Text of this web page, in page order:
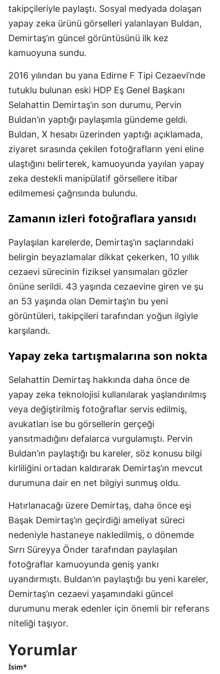
takipçileriyle paylaştı. Sosyal medyada dolaşan
yapay zeka ürünü görselleri yalanlayan Buldan,
Demirtaş’ın güncel görüntüsünü ilk kez
kamuoyuna sundu.
2016 yılından bu yana Edirne F Tipi Cezaevi’nde
tutuklu bulunan eski HDP Eş Genel Başkanı
Selahattin Demirtaş’ın son durumu, Pervin
Buldan’ın yaptığı paylaşımla gündeme geldi.
Buldan, X hesabı üzerinden yaptığı açıklamada,
ziyaret sırasında çekilen fotoğrafların yeni eline
ulaştığını belirterek, kamuoyunda yayılan yapay
zeka destekli manipülatif görsellere itibar
edilmemesi çağrısında bulundu.
Zamanın izleri fotoğraflara yansıdı
Paylaşılan karelerde, Demirtaş’ın saçlarındaki
belirgin beyazlamalar dikkat çekerken, 10 yıllık
cezaevi sürecinin fiziksel yansımaları gözler
önüne serildi. 43 yaşında cezaevine giren ve şu
an 53 yaşında olan Demirtaş’ın bu yeni
görüntüleri, takipçileri tarafından yoğun ilgiyle
karşılandı.
Yapay zeka tartışmalarına son nokta
Selahattin Demirtaş hakkında daha önce de
yapay zeka teknolojisi kullanılarak yaşlandırılmış
veya değiştirilmiş fotoğraflar servis edilmiş,
avukatları ise bu görsellerin gerçeği
yansıtmadığını defalarca vurgulamıştı. Pervin
Buldan’ın paylaştığı bu kareler, söz konusu bilgi
kirliliğini ortadan kaldırarak Demirtaş’ın mevcut
durumuna dair en net bilgiyi sunmuş oldu.
Hatırlanacağı üzere Demirtaş, daha önce eşi
Başak Demirtaş’ın geçirdiği ameliyat süreci
nedeniyle hastaneye nakledilmiş, o dönemde
Sırrı Süreyya Önder tarafından paylaşılan
fotoğraflar kamuoyunda geniş yankı
uyandırmıştı. Buldan’ın paylaştığı bu yeni kareler,
Demirtaş’ın cezaevi yaşamındaki güncel
durumunu merak edenler için önemli bir referans
niteliği taşıyor.
Yorumlar
İsim*